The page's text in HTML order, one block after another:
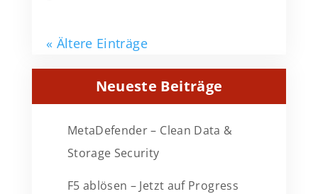
« Ältere Einträge
Neueste Beiträge
MetaDefender – Clean Data &
Storage Security
F5 ablösen – Jetzt auf Progress